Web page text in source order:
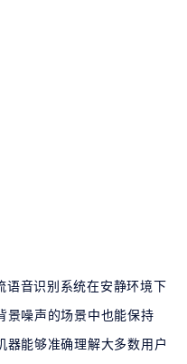
语音识别系统在安静环境下
景噪声的场景中也能保持
能够准确理解大多数用户